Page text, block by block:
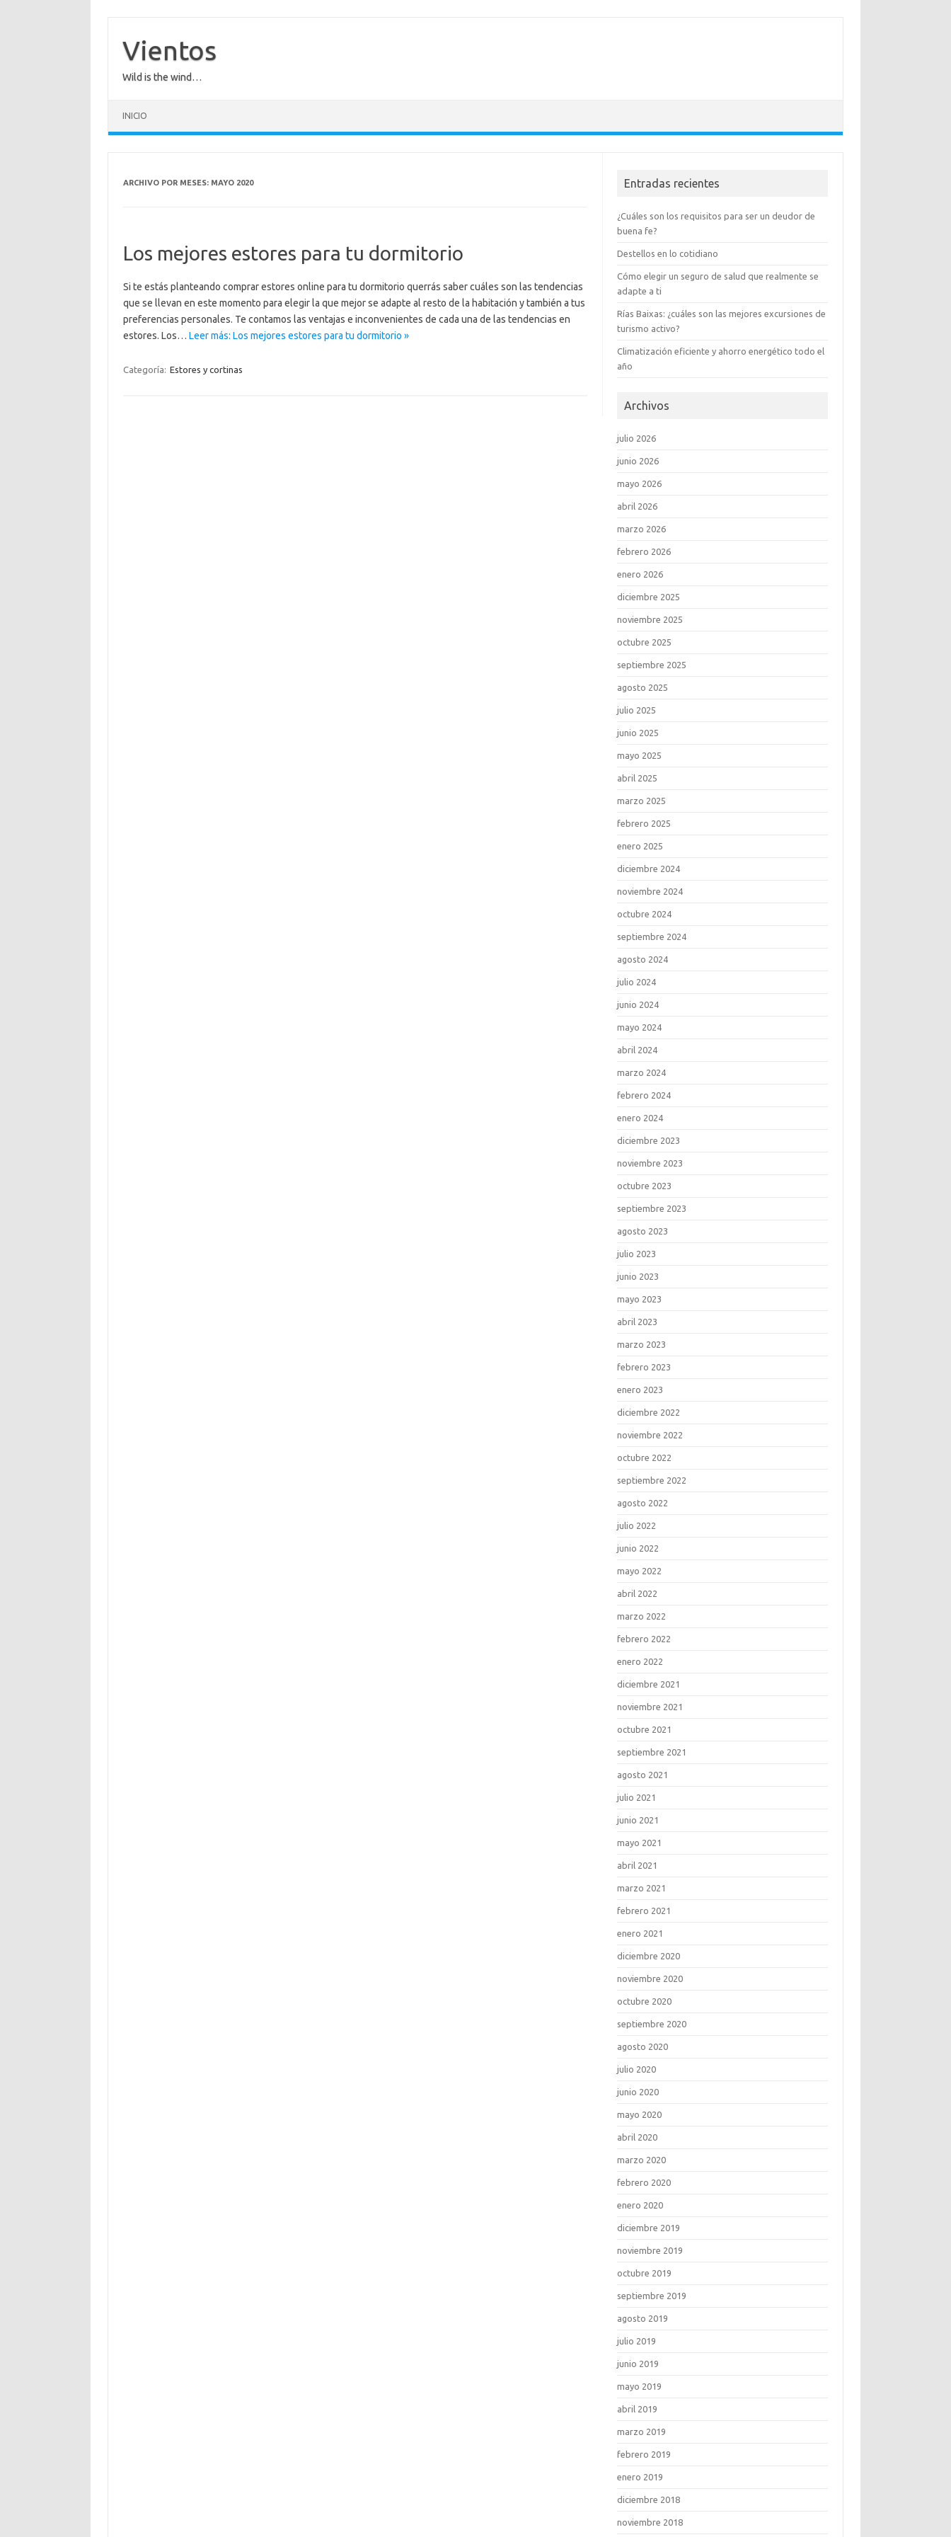
contenido
Vientos
Wild is the wind…
INICIO
ARCHIVO POR MESES: MAYO 2020
Los mejores estores para tu dormitorio
Si te estás planteando comprar estores online para tu dormitorio querrás saber cuáles son las tendencias
que se llevan en este momento para elegir la que mejor se adapte al resto de la habitación y también a tus
preferencias personales. Te contamos las ventajas e inconvenientes de cada una de las tendencias en
estores. Los… Leer más: Los mejores estores para tu dormitorio »
Categoría: Estores y cortinas
Entradas recientes
¿Cuáles son los requisitos para ser un deudor de
buena fe?
Destellos en lo cotidiano
Cómo elegir un seguro de salud que realmente se
adapte a ti
Rías Baixas: ¿cuáles son las mejores excursiones de
turismo activo?
Climatización eficiente y ahorro energético todo el
año
Archivos
julio 2026
junio 2026
mayo 2026
abril 2026
marzo 2026
febrero 2026
enero 2026
diciembre 2025
noviembre 2025
octubre 2025
septiembre 2025
agosto 2025
julio 2025
junio 2025
mayo 2025
abril 2025
marzo 2025
febrero 2025
enero 2025
diciembre 2024
noviembre 2024
octubre 2024
septiembre 2024
agosto 2024
julio 2024
junio 2024
mayo 2024
abril 2024
marzo 2024
febrero 2024
enero 2024
diciembre 2023
noviembre 2023
octubre 2023
septiembre 2023
agosto 2023
julio 2023
junio 2023
mayo 2023
abril 2023
marzo 2023
febrero 2023
enero 2023
diciembre 2022
noviembre 2022
octubre 2022
septiembre 2022
agosto 2022
julio 2022
junio 2022
mayo 2022
abril 2022
marzo 2022
febrero 2022
enero 2022
diciembre 2021
noviembre 2021
octubre 2021
septiembre 2021
agosto 2021
julio 2021
junio 2021
mayo 2021
abril 2021
marzo 2021
febrero 2021
enero 2021
diciembre 2020
noviembre 2020
octubre 2020
septiembre 2020
agosto 2020
julio 2020
junio 2020
mayo 2020
abril 2020
marzo 2020
febrero 2020
enero 2020
diciembre 2019
noviembre 2019
octubre 2019
septiembre 2019
agosto 2019
julio 2019
junio 2019
mayo 2019
abril 2019
marzo 2019
febrero 2019
enero 2019
diciembre 2018
noviembre 2018